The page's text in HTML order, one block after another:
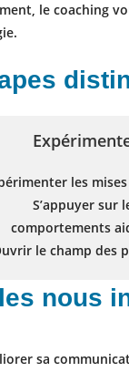
le coaching
les
S’appuyer sur
comportements
le champ des
nous
sa